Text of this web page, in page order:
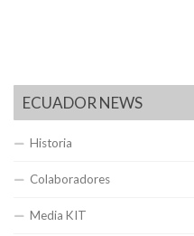
ECUADOR NEWS
Historia
Colaboradores
Media KIT